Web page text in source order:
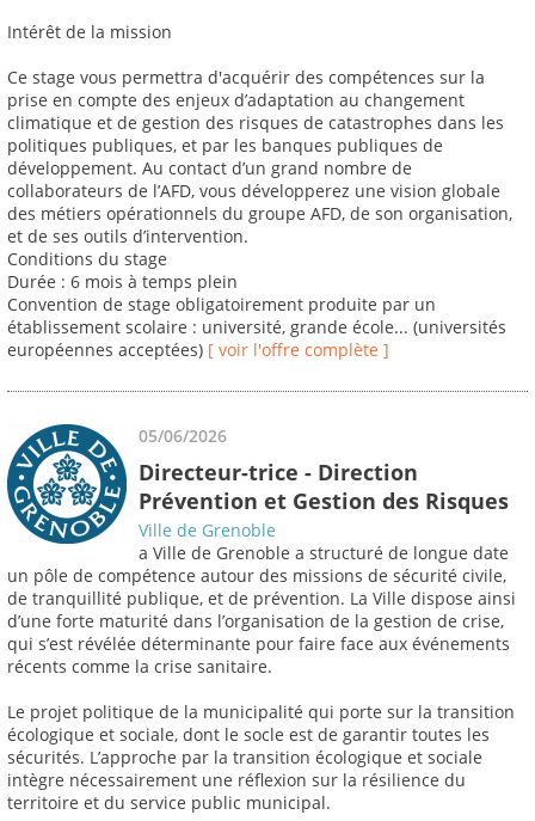
Intérêt de la mission
Ce stage vous permettra d'acquérir des compétences sur la
prise en compte des enjeux d’adaptation au changement
climatique et de gestion des risques de catastrophes dans les
politiques publiques, et par les banques publiques de
développement. Au contact d’un grand nombre de
collaborateurs de l’AFD, vous développerez une vision globale
des métiers opérationnels du groupe AFD, de son organisation,
et de ses outils d’intervention.
Conditions du stage
Durée : 6 mois à temps plein
Convention de stage obligatoirement produite par un
établissement scolaire : université, grande école... (universités
européennes acceptées) [ voir l'offre complète ]
05/06/2026
Directeur-trice - Direction
Prévention et Gestion des Risques
Ville de Grenoble
a Ville de Grenoble a structuré de longue date
un pôle de compétence autour des missions de sécurité civile,
de tranquillité publique, et de prévention. La Ville dispose ainsi
d’une forte maturité dans l’organisation de la gestion de crise,
qui s’est révélée déterminante pour faire face aux événements
récents comme la crise sanitaire.
Le projet politique de la municipalité qui porte sur la transition
écologique et sociale, dont le socle est de garantir toutes les
sécurités. L’approche par la transition écologique et sociale
intègre nécessairement une réflexion sur la résilience du
territoire et du service public municipal.